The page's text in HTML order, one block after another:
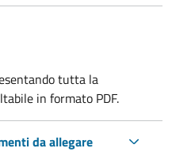
tutta la
in formato PDF.
da allegare